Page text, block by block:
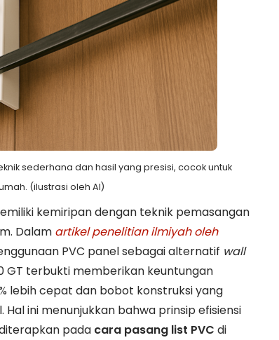
sederhana dan hasil yang presisi, cocok untuk
(ilustrasi oleh AI)
kemiripan dengan teknik pemasangan
Dalam artikel penelitian ilmiyah oleh
PVC panel sebagai alternatif wall
GT terbukti memberikan keuntungan
lebih cepat dan bobot konstruksi yang
ini menunjukkan bahwa prinsip efisiensi
pada cara pasang list PVC di